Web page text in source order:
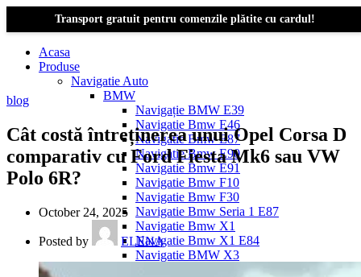
Transport gratuit pentru comenzile plătite cu cardul!
Acasa
Produse
Navigatie Auto
BMW
Navigație BMW E39
Navigatie Bmw E46
Navigatie Bmw E87
Navigatie Bmw E90
Navigatie Bmw E91
Navigatie Bmw F10
Navigatie Bmw F30
Navigatie Bmw Seria 1 E87
Navigatie Bmw X1
Navigatie Bmw X1 E84
Navigatie BMW X3
Navigatie BMW X3 E83
blog
Cât costă întreținerea unui Opel Corsa D
comparativ cu Ford Fiesta Mk6 sau VW
Polo 6R?
October 24, 2025
Posted by ELENA